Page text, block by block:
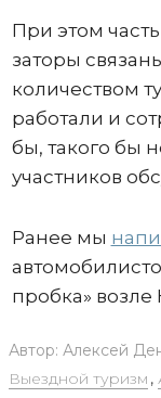
При этом
заторы
количеством
работали и
бы, такого бы
участников
Ранее мы
пробка»
Автор: Алексей
Выездной туризм ,